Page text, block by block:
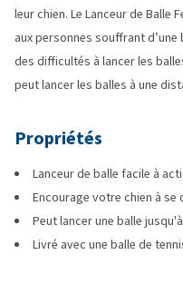
leur chien. Le Lanceur de Balle
aux personnes souffrant
des difficultés à lancer les
peut lancer les balles à une
Propriétés
Lanceur de balle facile à
Encourage votre chien à se
Peut lancer une balle
Livré avec une balle de